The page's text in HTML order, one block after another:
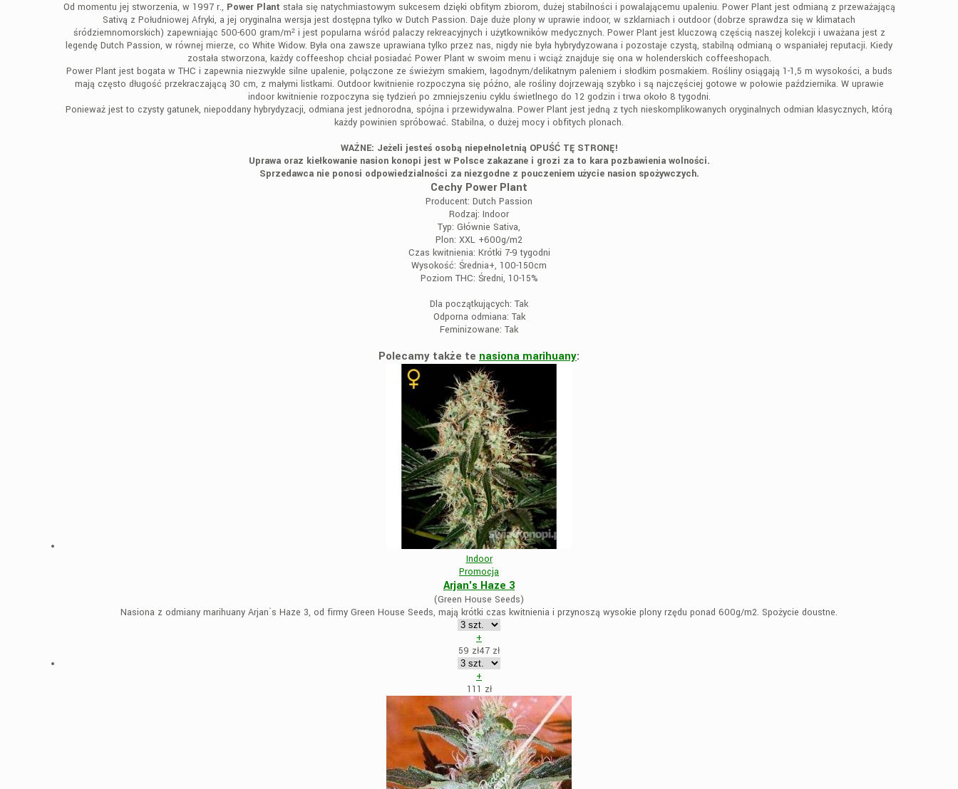
Od momentu jej stworzenia, w 1997 r., Power Plant stała się natychmiastowym sukcesem dzięki obfitym zbiorom, dużej stabilności i powalającemu upaleniu. Power Plant jest odmianą z przeważającą
Sativą z Południowej Afryki, a jej oryginalna wersja jest dostępna tylko w Dutch Passion. Daje duże plony w uprawie indoor, w szklarniach i outdoor (dobrze sprawdza się w klimatach
śródziemnomorskich) zapewniając 500-600 gram/m² i jest popularna wśród palaczy rekreacyjnych i użytkowników medycznych. Power Plant jest kluczową częścią naszej kolekcji i uważana jest z
legendę Dutch Passion, w równej mierze, co White Widow. Była ona zawsze uprawiana tylko przez nas, nigdy nie była hybrydyzowana i pozostaje czystą, stabilną odmianą o wspaniałej reputacji. Kiedy
została stworzona, każdy coffeeshop chciał posiadać Power Plant w swoim menu i wciąż znajduje się ona w holenderskich coffeeshopach.
Power Plant jest bogata w THC i zapewnia niezwykle silne upalenie, połączone ze świeżym smakiem, łagodnym/delikatnym paleniem i słodkim posmakiem. Rośliny osiągają 1-1,5 m wysokości, a buds
mają często długość przekraczającą 30 cm, z małymi listkami. Outdoor kwitnienie rozpoczyna się późno, ale rośliny dojrzewają szybko i są najczęściej gotowe w połowie października. W uprawie
indoor kwitnienie rozpoczyna się tydzień po zmniejszeniu cyklu świetlnego do 12 godzin i trwa około 8 tygodni.
Ponieważ jest to czysty gatunek, niepoddany hybrydyzacji, odmiana jest jednorodna, spójna i przewidywalna. Power Plant jest jedną z tych nieskomplikowanych oryginalnych odmian klasycznych, którą
każdy powinien spróbować. Stabilna, o dużej mocy i obfitych plonach.
WAŻNE: Jeżeli jesteś osobą niepełnoletnią OPUŚĆ TĘ STRONĘ!
Uprawa oraz kiełkowanie nasion konopi jest w Polsce zakazane i grozi za to kara pozbawienia wolności.
Sprzedawca nie ponosi odpowiedzialności za niezgodne z pouczeniem użycie nasion spożywczych.
Cechy Power Plant
Producent: Dutch Passion
Rodzaj: Indoor
Typ: Głównie Sativa,
Plon: XXL +600g/m2
Czas kwitnienia: Krótki 7-9 tygodni
Wysokość: Średnia+, 100-150cm
Poziom THC: Średni, 10-15%
Dla początkujących: Tak
Odporna odmiana: Tak
Feminizowane: Tak
Polecamy także te nasiona marihuany:
Indoor
Promocja
Arjan's Haze 3
(Green House Seeds)
Nasiona z odmiany marihuany Arjan`s Haze 3, od firmy Green House Seeds, mają krótki czas kwitnienia i przynoszą wysokie plony rzędu ponad 600g/m2. Spożycie doustne.
+
59 zł47 zł
+
111 zł